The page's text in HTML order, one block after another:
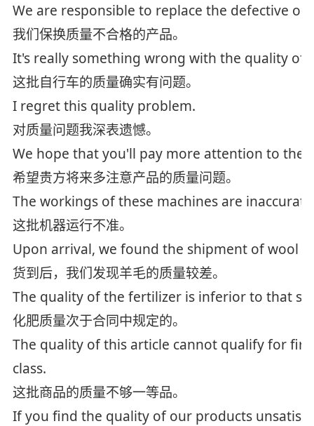
We are responsible to replace the defective
我们保换质量不合格的产品。
It's really something wrong with the quality of
这批自行车的质量确实有问题。
I regret this quality problem.
对质量问题我深表遗憾。
We hope that you'll pay more attention to
希望贵方将来多注意产品的质量问题。
The workings of these machines are
这批机器运行不准。
Upon arrival, we found the shipment of wool
货到后，我们发现羊毛的质量较差。
The quality of the fertilizer is inferior to that
化肥质量次于合同中规定的。
The quality of this article cannot qualify for
class.
这批商品的质量不够一等品。
If you find the quality of our products